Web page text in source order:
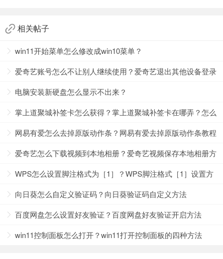
相关帖子
win11开始菜单怎么修改成win10菜单？
爱奇艺账号怎么不让别人继续使用？爱奇艺退出其他设备登录
方法
电脑安装新硬盘怎么显示不出来？
掌上道聚城补签卡怎么获得？掌上道聚城补签卡在哪弄？怎么
兑换？
网易有爱怎么去掉原版动作条？网易有爱去掉原版动作条教程
爱奇艺怎么下载视频到本地相册？爱奇艺视频保存本地相册方
法
WPS怎么设置脚注格式为［1］？WPS脚注格式［1］设置方
法
向日葵怎么自定义验证码？向日葵验证码自定义方法
百度网盘怎么设置好友验证？百度网盘好友验证开启方法
win11控制面板怎么打开？win11打开控制面板的四种方法